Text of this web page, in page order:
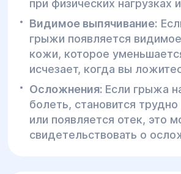
при физических нагрузках
Видимое выпячивание:
грыжи появляется
кожи, которое
исчезает, когда вы
Осложнения: Если грыжа
болеть, становится трудно
или появляется отек, это
свидетельствовать о
ущемлении грыжи, которое